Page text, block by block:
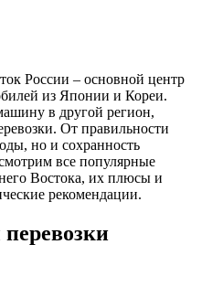
России – основной центр
из Японии и Кореи.
в другой регион,
От правильности
но и сохранность
все популярные
Востока, их плюсы и
рекомендации.